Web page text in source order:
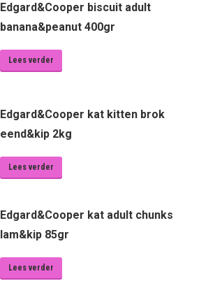
Edgard&Cooper biscuit adult
banana&peanut 400gr
Lees verder
Edgard&Cooper kat kitten brok
eend&kip 2kg
Lees verder
Edgard&Cooper kat adult chunks
lam&kip 85gr
Lees verder